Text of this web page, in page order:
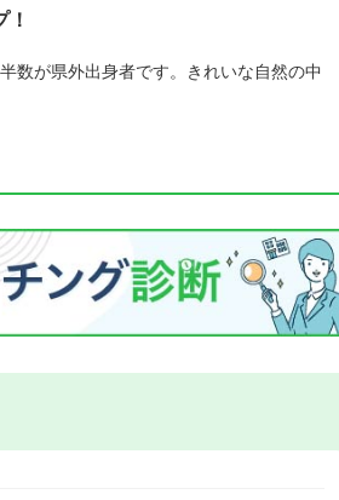
数が県外出身者です。きれいな自然の中